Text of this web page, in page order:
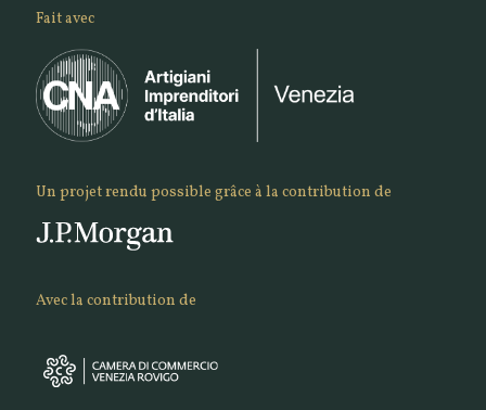
Fait avec
Un projet rendu possible grâce à la contribution de
Avec la contribution de